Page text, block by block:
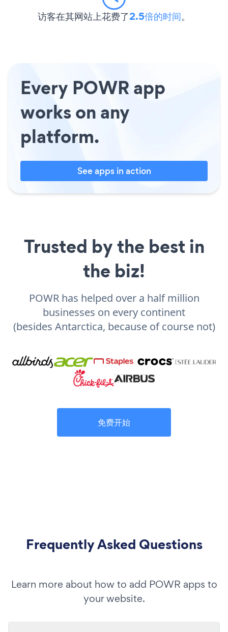
访客在其网站上花费了2.5倍的时间。
Every POWR app
works on any
platform.
See apps in action
Trusted by the best in
the biz!
POWR has helped over a half million
businesses on every continent
(besides Antarctica, because of course not)
免费开始
Frequently Asked Questions
Learn more about how to add POWR apps to
your website.